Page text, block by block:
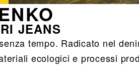
JEANS
tempo. Radicato nel
ecologici e processi